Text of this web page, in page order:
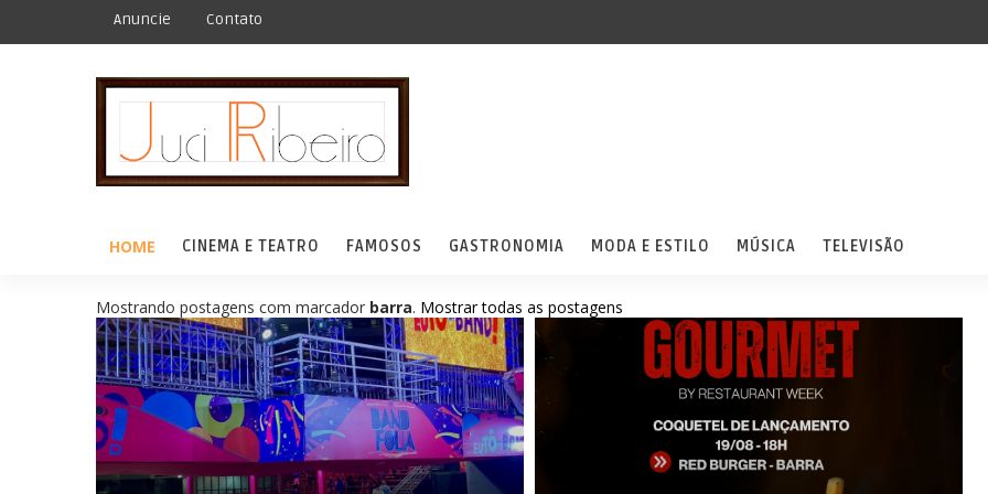
Anuncie Contato
HOME CINEMA E TEATRO FAMOSOS GASTRONOMIA MODA E ESTILO MÚSICA TELEVISÃO
Mostrando postagens com marcador barra. Mostrar todas as postagens